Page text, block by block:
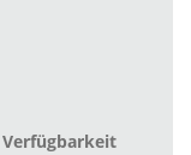
Verfügbarkeit